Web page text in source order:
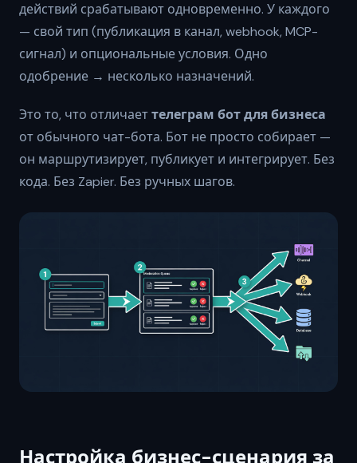
действий срабатывают одновременно. У каждого
— свой тип (публикация в канал, webhook, MCP-
сигнал) и опциональные условия. Одно
одобрение → несколько назначений.
Это то, что отличаеттелеграм бот для бизнеса
от обычного чат-бота. Бот не просто собирает —
он маршрутизирует, публикует и интегрирует. Без
кода. Без Zapier. Без ручных шагов.
Настройка бизнес-сценария за